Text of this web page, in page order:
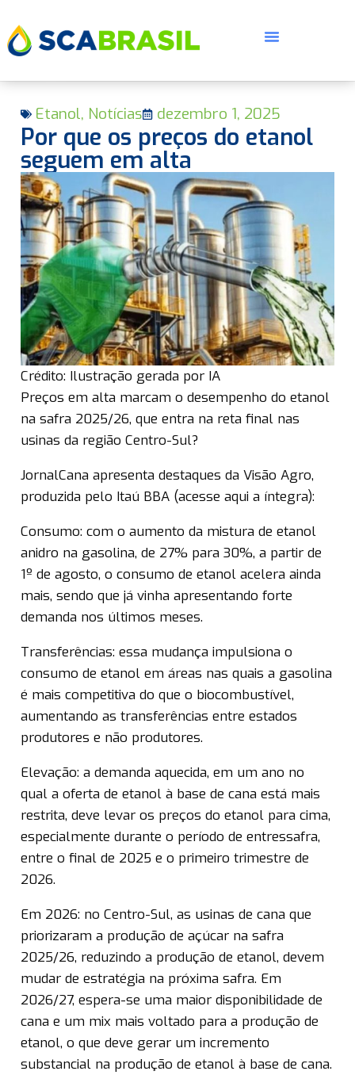
Etanol, Notícias dezembro 1, 2025
Por que os preços do etanol
seguem em alta
Crédito: Ilustração gerada por IA
Preços em alta marcam o desempenho do etanol
na safra 2025/26, que entra na reta final nas
usinas da região Centro-Sul?
JornalCana apresenta destaques da Visão Agro,
produzida pelo Itaú BBA (acesse aqui a íntegra):
Consumo: com o aumento da mistura de etanol
anidro na gasolina, de 27% para 30%, a partir de
1º de agosto, o consumo de etanol acelera ainda
mais, sendo que já vinha apresentando forte
demanda nos últimos meses.
Transferências: essa mudança impulsiona o
consumo de etanol em áreas nas quais a gasolina
é mais competitiva do que o biocombustível,
aumentando as transferências entre estados
produtores e não produtores.
Elevação: a demanda aquecida, em um ano no
qual a oferta de etanol à base de cana está mais
restrita, deve levar os preços do etanol para cima,
especialmente durante o período de entressafra,
entre o final de 2025 e o primeiro trimestre de
2026.
Em 2026: no Centro-Sul, as usinas de cana que
priorizaram a produção de açúcar na safra
2025/26, reduzindo a produção de etanol, devem
mudar de estratégia na próxima safra. Em
2026/27, espera-se uma maior disponibilidade de
cana e um mix mais voltado para a produção de
etanol, o que deve gerar um incremento
substancial na produção de etanol à base de cana.